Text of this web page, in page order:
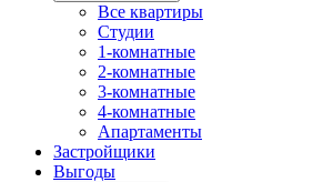
Все квартиры
Студии
1-комнатные
2-комнатные
3-комнатные
4-комнатные
Апартаменты
Застройщики
Выгоды